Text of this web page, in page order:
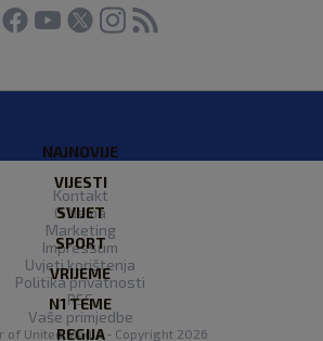
NAJNOVIJE
VIJESTI
SVIJET
SPORT
VRIJEME
N1 TEME
REGIJA
Kontakt
O Nama
Marketing
Impressum
Uvjeti korištenja
Politika privatnosti
RSS
Vaše primjedbe
of United Media- Copyright 2026